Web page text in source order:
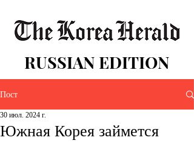
RUSSIAN EDITION
Пост
Южная Корея займется
30 июл. 2024 г.